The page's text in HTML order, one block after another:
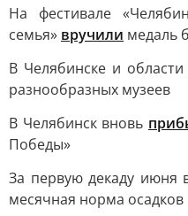
На фестивале
семья» вручили медаль
В Челябинске и области
разнообразных музеев
В Челябинск вновь
Победы»
За первую декаду июня
месячная норма осадков